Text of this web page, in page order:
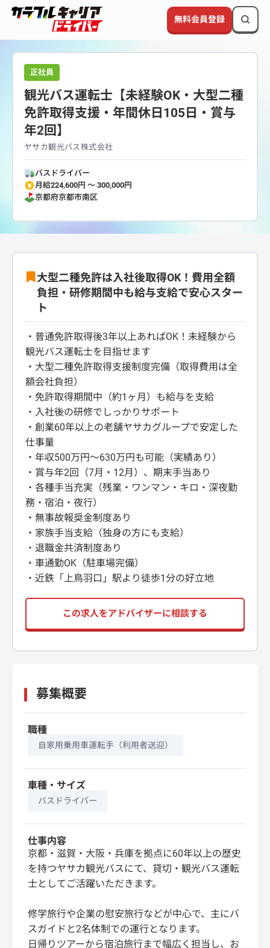
無料会員登録
正社員
観光バス運転士【未経験OK・大型二種
免許取得支援・年間休日105日・賞与
年2回】
ヤサカ観光バス株式会社
バスドライバー
月給224,600円 〜 300,000円
京都府京都市南区
大型二種免許は入社後取得OK！費用全額
負担・研修期間中も給与支給で安心スター
ト
・普通免許取得後3年以上あればOK！未経験から
観光バス運転士を目指せます
・大型二種免許取得支援制度完備（取得費用は全
額会社負担）
・免許取得期間中（約1ヶ月）も給与を支給
・入社後の研修でしっかりサポート
・創業60年以上の老舗ヤサカグループで安定した
仕事量
・年収500万円～630万円も可能（実績あり）
・賞与年2回（7月・12月）、期末手当あり
・各種手当充実（残業・ワンマン・キロ・深夜勤
務・宿泊・夜行）
・無事故報奨金制度あり
・家族手当支給（独身の方にも支給）
・退職金共済制度あり
・車通勤OK（駐車場完備）
・近鉄「上鳥羽口」駅より徒歩1分の好立地
この求人をアドバイザーに相談する
募集概要
職種
自家用乗用車運転手（利用者送迎）
車種・サイズ
バスドライバー
仕事内容
京都・滋賀・大阪・兵庫を拠点に60年以上の歴史
を持つヤサカ観光バスにて、貸切・観光バス運転
士としてご活躍いただきます。
修学旅行や企業の慰安旅行などが中心で、主にバ
スガイドと2名体制での運行となります。
日帰りツアーから宿泊旅行まで幅広く担当し、お